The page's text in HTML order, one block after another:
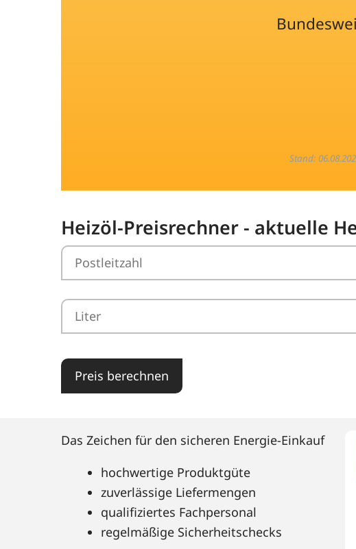
Stand:
Heizöl-Preisrechner - aktuelle
Preis berechnen
Das Zeichen für den sicheren Energie-Einkauf
hochwertige Produktgüte
zuverlässige Liefermengen
qualifiziertes Fachpersonal
regelmäßige Sicherheitschecks